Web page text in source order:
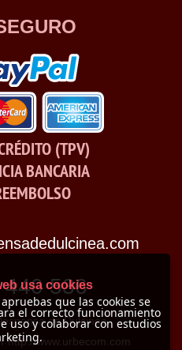
(TPV)
BANCARIA
440 536
de Dulcinea
http://www.urbecom.com
usa cookies
que las cookies se
el correcto funcionamiento
uso y colaborar con estudios